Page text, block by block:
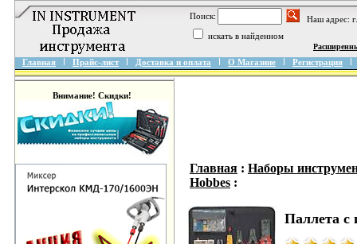
Поиск:
Наш адрес:
искать в найденном
Главная Прайс-лист Доставка и оплата О Магазине Регистрация
Внимание! Скидки!
Главная : Наборы
Hobbes :
Паллета с